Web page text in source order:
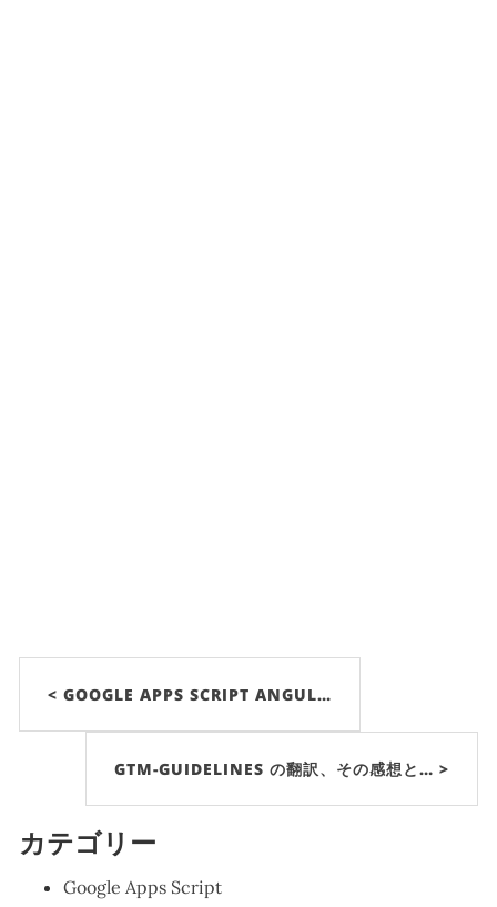
< GOOGLE APPS SCRIPT ANGUL…
GTM-GUIDELINES の翻訳、その感想と… >
カテゴリー
Google Apps Script